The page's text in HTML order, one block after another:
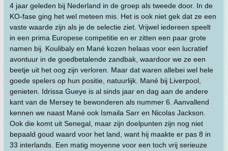
4 jaar geleden bij Nederland in de groep als tweede door. In de
KO-fase ging het wel meteen mis. Het is ook niet gek dat ze een
vaste waarde zijn als je de selectie ziet. Vrijwel iedereen speelt
in een prima Europese competitie en er zitten een paar grote
namen bij. Koulibaly en Mané kozen helaas voor een lucratief
avontuur in de goedbetalende zandbak, waardoor we ze een
beetje uit het oog zijn verloren. Maar dat waren allebei wel hele
goede spelers op hun positie, natuurlijk. Mané bij Liverpool,
genieten. Idrissa Gueye is al sinds jaar en dag aan de andere
kant van de Mersey te bewonderen als nummer 6. Aanvallend
kennen we naast Mané ook Ismaila Sarr en Nicolas Jackson.
Ook die komt uit Senegal, maar zijn doelpunten zijn nog niet
bepaald goud waard voor het land, want hij maakte er pas 8 in
33 interlands. Een matig moyenne voor een toch vrij serieuze